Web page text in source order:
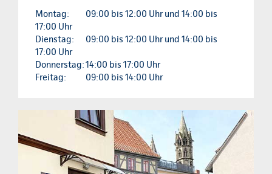
Montag:
09:00 bis 12:00 Uhr und 14:00 bis
17:00 Uhr
Dienstag:
09:00 bis 12:00 Uhr und 14:00 bis
17:00 Uhr
Donnerstag:14:00 bis 17:00 Uhr
Freitag:
09:00 bis 14:00 Uhr